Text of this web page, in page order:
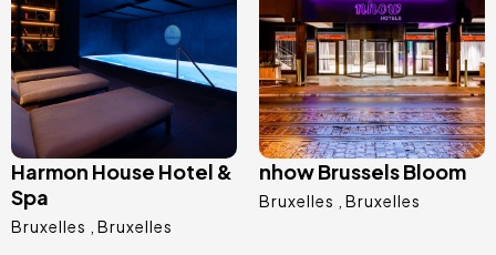
Harmon House Hotel &
Spa
Bruxelles Bruxelles
nhow Brussels Bloom
Bruxelles Bruxelles